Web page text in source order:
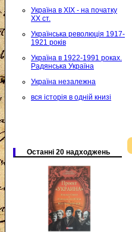
Україна в XIX - на початку
XX ст.
Українська революція 1917-
1921 років
Україна в 1922-1991 роках.
Радянська Україна
Україна незалежна
вся історія в одній книзі
Останні 20 надходжень